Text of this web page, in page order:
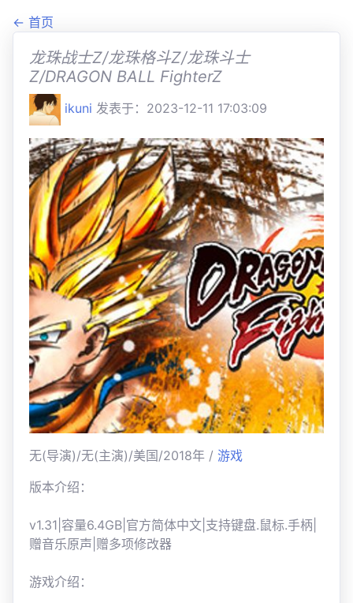
← 首页
龙珠战士Z/龙珠格斗Z/龙珠斗士
Z/DRAGON BALL FighterZ
ikuni 发表于：2023-12-11 17:03:09
无(导演)/无(主演)/美国/2018年 / 游戏
版本介绍：
v1.31|容量6.4GB|官方简体中文|支持键盘.鼠标.手柄|
赠音乐原声|赠多项修改器
游戏介绍：